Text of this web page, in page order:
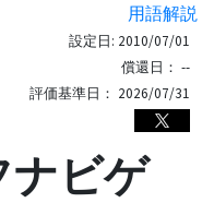
用語解説
設定日: 2010/07/01
償還日： --
評価基準日： 2026/07/31
ナビゲ